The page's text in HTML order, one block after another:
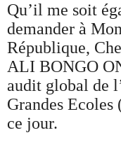
Qu’il me soit
demander à
République,
ALI BONGO
audit global de
Grandes Ecoles
ce jour.